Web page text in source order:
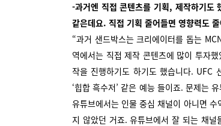
-과거엔 직접 콘텐츠를 기획, 제작하기도
같은데요. 직접 기획 줄어들면 영향력도
“과거 샌드박스는 크리에이터를 돕는
역에서는 직접 제작 콘텐츠에 많이 투자
작을 진행하기도 하기도 했습니다. UFC
‘힙합 흑수저’ 같은 예능 들이죠. 문제는
유튜브에서는 인물 중심 채널이 아니면
지 않았던 거죠.유튜브에서 잘 되는 채